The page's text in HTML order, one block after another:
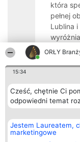
ORŁY
15:34
Cześć, chętnie Ci
odpowiedni temat
Jestem Laureatem,
marketingowe
która
pełnej
Lublina
9.9
Organizator plebiscytu
Bright Side Solutions sp. z o.
o. sp. k.
Wrocław 50-079
KRS 0000749100 | Regon
381313360 | NIP 8943132676